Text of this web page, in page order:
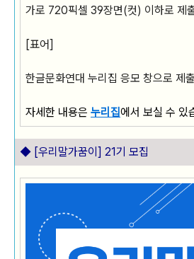
가로 720픽셀 39장면(컷) 이하로 제
[표어]
한글문화연대 누리집 응모 창으로 제
자세한 내용은 누리집에서 보실 수 있
◆ [우리말가꿈이] 21기 모집